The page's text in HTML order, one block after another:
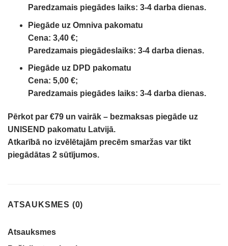
Paredzamais piegādes laiks: 3-4 darba dienas.
Piegāde uz Omniva pakomatu
Cena: 3,40 €;
Paredzamais piegādeslaiks: 3-4 darba dienas.
Piegāde uz DPD pakomatu
Cena: 5,00 €;
Paredzamais piegādes laiks: 3-4 darba dienas.
Pērkot par €79 un vairāk – bezmaksas piegāde uz
UNISEND pakomatu Latvijā.
Atkarībā no izvēlētajām precēm smaržas var tikt
piegādātas 2 sūtījumos.
ATSAUKSMES (0)
Atsauksmes